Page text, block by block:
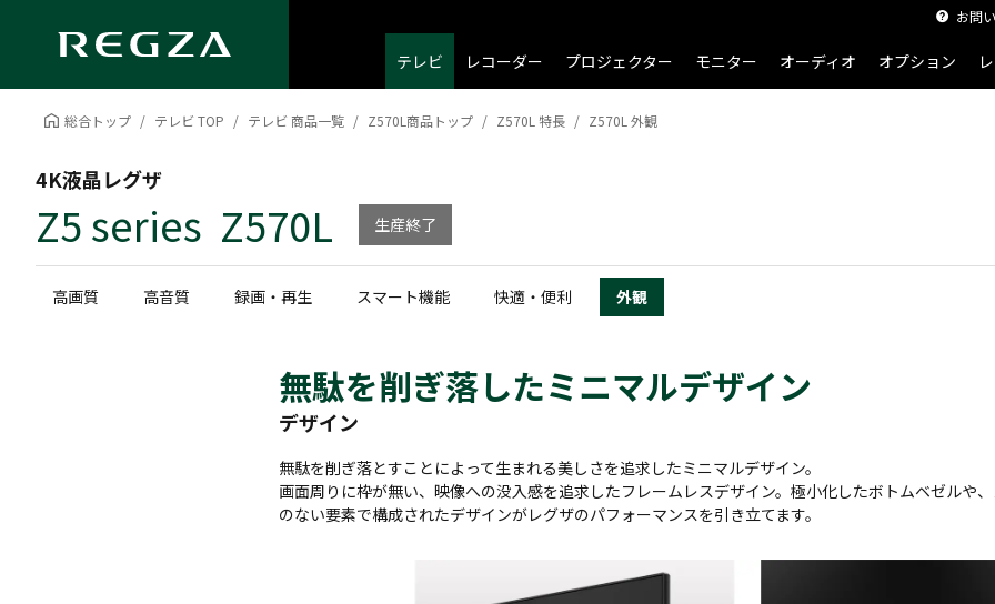
お問
テレビ レコーダー プロジェクター モニター オーディオ オプション
総合トップ テレビ TOP テレビ 商品一覧 Z570L商品トップ Z570L 特長 Z570L 外観
4K液晶レグザ
Z5 series Z570L 生産終了
高画質 高音質 録画・再生 スマート機能 快適・便利 外観
無駄を削ぎ落したミニマルデザイン
デザイン
無駄を削ぎ落とすことによって生まれる美しさを追求したミニマルデザイン。
画面周りに枠が無い、映像への没入感を追求したフレームレスデザイン。極小化したボトムベゼルや
のない要素で構成されたデザインがレグザのパフォーマンスを引き立てます。